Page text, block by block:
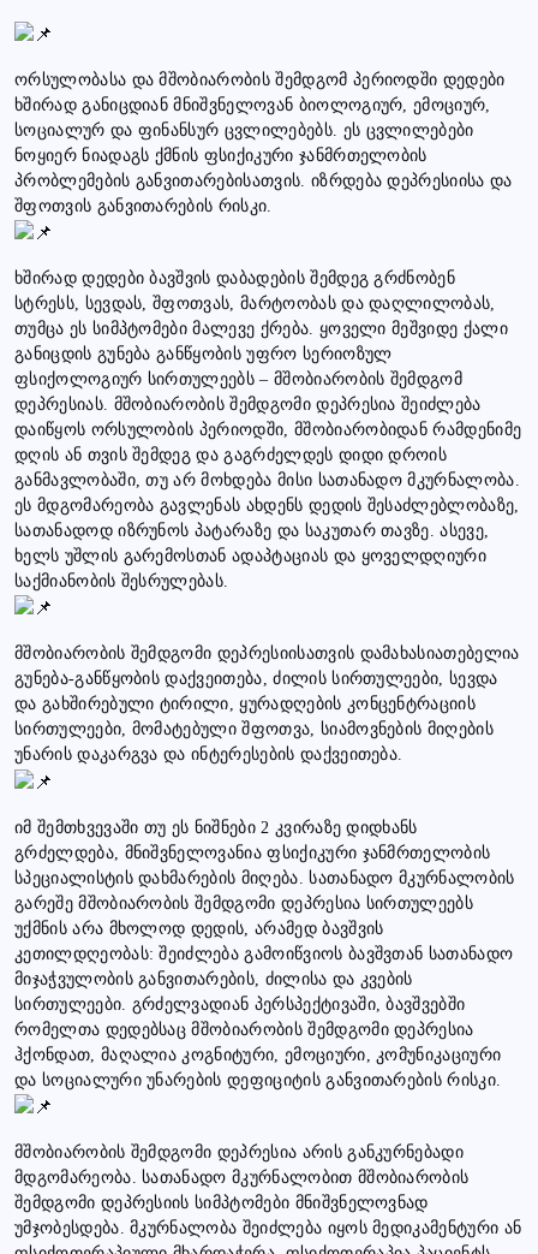
ორსულობასა და მშობიარობის შემდგომ პერიოდში დედები
ხშირად განიცდიან მნიშვნელოვან ბიოლოგიურ, ემოციურ,
სოციალურ და ფინანსურ ცვლილებებს. ეს ცვლილებები
ნოყიერ ნიადაგს ქმნის ფსიქიკური ჯანმრთელობის
პრობლემების განვითარებისათვის. იზრდება დეპრესიისა და
შფოთვის განვითარების რისკი.
ხშირად დედები ბავშვის დაბადების შემდეგ გრძნობენ
სტრესს, სევდას, შფოთვას, მარტოობას და დაღლილობას,
თუმცა ეს სიმპტომები მალევე ქრება. ყოველი მეშვიდე ქალი
განიცდის გუნება განწყობის უფრო სერიოზულ
ფსიქოლოგიურ სირთულეებს – მშობიარობის შემდგომ
დეპრესიას. მშობიარობის შემდგომი დეპრესია შეიძლება
დაიწყოს ორსულობის პერიოდში, მშობიარობიდან რამდენიმე
დღის ან თვის შემდეგ და გაგრძელდეს დიდი დროის
განმავლობაში, თუ არ მოხდება მისი სათანადო მკურნალობა.
ეს მდგომარეობა გავლენას ახდენს დედის შესაძლებლობაზე,
სათანადოდ იზრუნოს პატარაზე და საკუთარ თავზე. ასევე,
ხელს უშლის გარემოსთან ადაპტაციას და ყოველდღიური
საქმიანობის შესრულებას.
მშობიარობის შემდგომი დეპრესიისათვის დამახასიათებელია
გუნება-განწყობის დაქვეითება, ძილის სირთულეები, სევდა
და გახშირებული ტირილი, ყურადღების კონცენტრაციის
სირთულეები, მომატებული შფოთვა, სიამოვნების მიღების
უნარის დაკარგვა და ინტერესების დაქვეითება.
იმ შემთხვევაში თუ ეს ნიშნები 2 კვირაზე დიდხანს
გრძელდება, მნიშვნელოვანია ფსიქიკური ჯანმრთელობის
სპეციალისტის დახმარების მიღება. სათანადო მკურნალობის
გარეშე მშობიარობის შემდგომი დეპრესია სირთულეებს
უქმნის არა მხოლოდ დედის, არამედ ბავშვის
კეთილდღეობას: შეიძლება გამოიწვიოს ბავშვთან სათანადო
მიჯაჭვულობის განვითარების, ძილისა და კვების
სირთულეები. გრძელვადიან პერსპექტივაში, ბავშვებში
რომელთა დედებსაც მშობიარობის შემდგომი დეპრესია
ჰქონდათ, მაღალია კოგნიტური, ემოციური, კომუნიკაციური
და სოციალური უნარების დეფიციტის განვითარების რისკი.
მშობიარობის შემდგომი დეპრესია არის განკურნებადი
მდგომარეობა. სათანადო მკურნალობით მშობიარობის
შემდგომი დეპრესიის სიმპტომები მნიშვნელოვნად
უმჯობესდება. მკურნალობა შეიძლება იყოს მედიკამენტური ან